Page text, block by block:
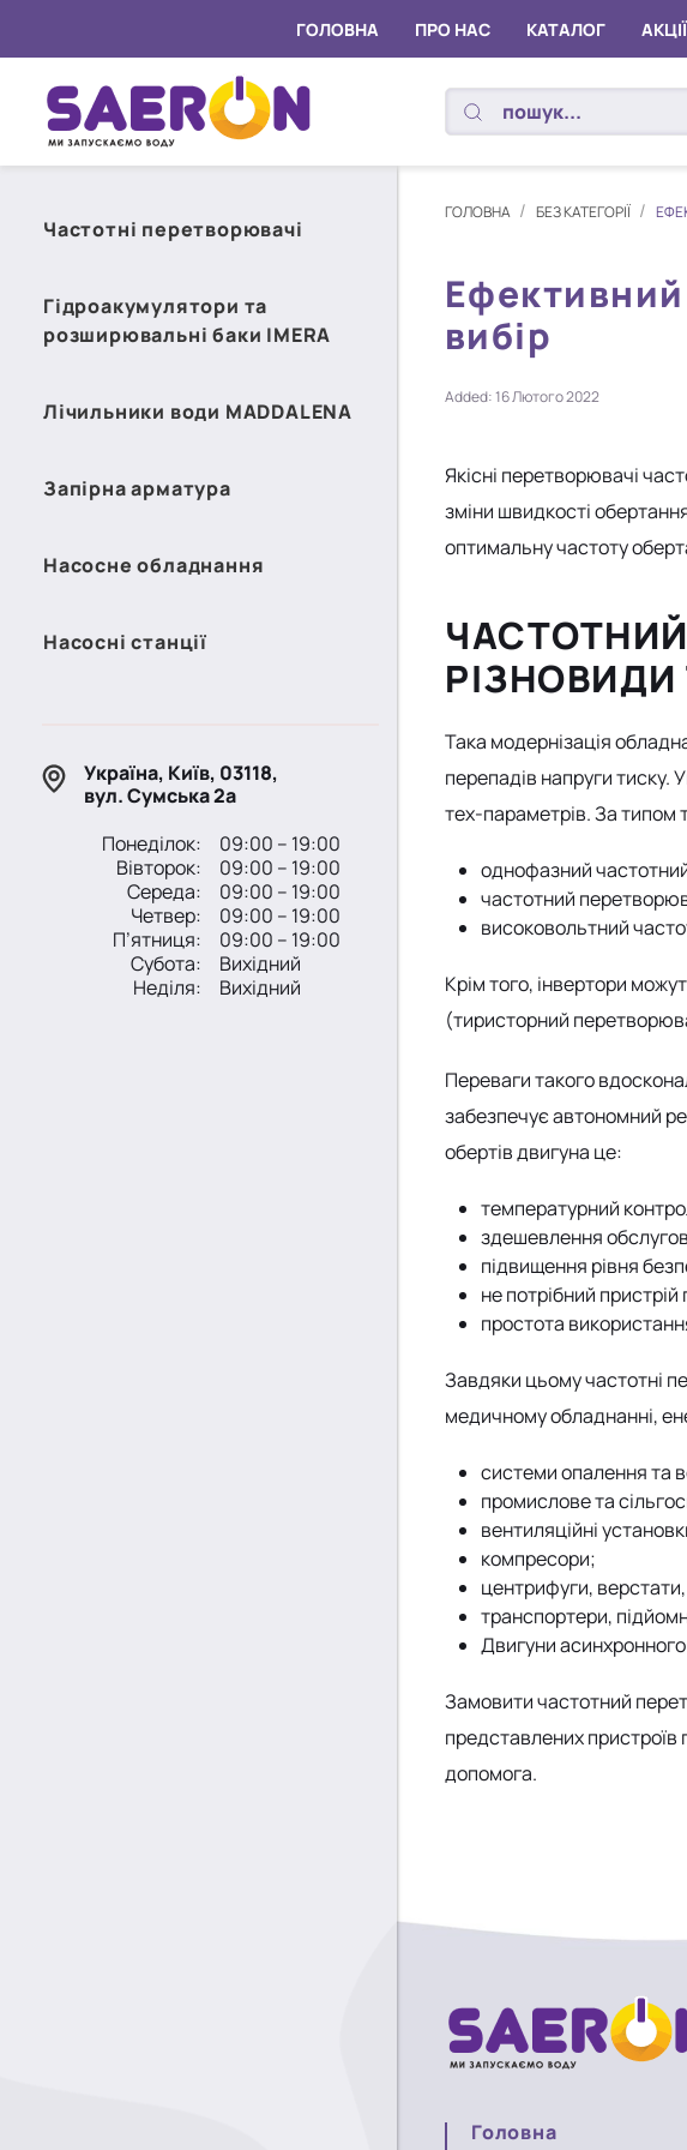
ГОЛОВНА ПРО НАС КАТАЛОГ АКЦІЇ
ГОЛОВНА БЕЗ КАТЕГОРІЇ
вибір
Added: 16 Лютого 2022
Якісні перетворювачі
зміни швидкості
оптимальну частоту
Така модернізація
перепадів напруги тиску.
тех-параметрів. За типом
однофазний
частотний
високовольтний
Крім того, інвертори
(тиристорний
Переваги такого
забезпечує автономний
обертів двигуна це:
температурний
здешевлення
підвищення рівня
не потрібний
простота
Завдяки цьому частотні
медичному обладнанні,
системи опалення та
промислове та
вентиляційні
компресори;
центрифуги,
транспортери,
Двигуни асинхронного
Замовити частотний
представлених пристроїв
допомога.
Головна
Частотні перетворювачі
Гідроакумулятори та
розширювальні баки IMERA
Лічильники води MADDALENA
Запірна арматура
Насосне обладнання
Насосні станції
Україна, Київ, 03118,
вул. Сумська 2а
Понеділок:
Вівторок:
Середа:
Четвер:
П’ятниця:
Субота:
Неділя:
09:00 – 19:00
09:00 – 19:00
09:00 – 19:00
09:00 – 19:00
09:00 – 19:00
Вихідний
Вихідний